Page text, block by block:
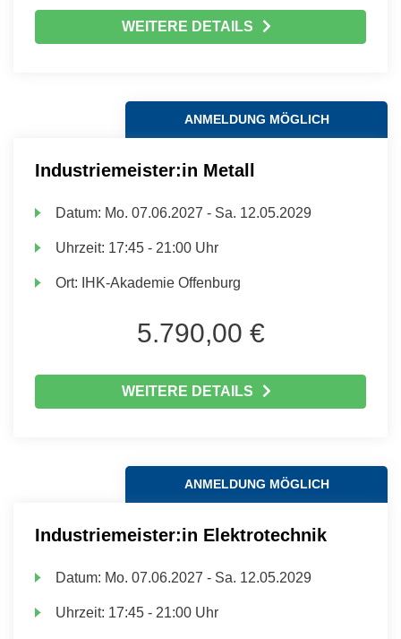
WEITERE DETAILS
ANMELDUNG MÖGLICH
Industriemeister:in Metall
Datum: Mo. 07.06.2027 - Sa. 12.05.2029
Uhrzeit: 17:45 - 21:00 Uhr
Ort: IHK-Akademie Offenburg
5.790,00 €
WEITERE DETAILS
ANMELDUNG MÖGLICH
Industriemeister:in Elektrotechnik
Datum: Mo. 07.06.2027 - Sa. 12.05.2029
Uhrzeit: 17:45 - 21:00 Uhr